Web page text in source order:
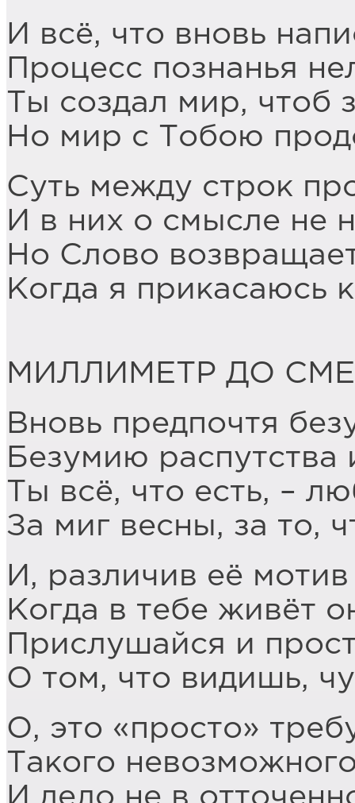
И всё, что вновь
Процесс познанья
Ты создал мир, чтоб
Но мир с Тобою
Суть между строк
И в них о смысле не
Но Слово
Когда я прикасаюсь
МИЛЛИМЕТР ДО
Вновь предпочтя
Безумию
Ты всё, что есть, –
За миг весны, за то,
И, различив её
Когда в тебе живёт
Прислушайся и
О том, что видишь,
О, это «просто»
Такого
И дело не в